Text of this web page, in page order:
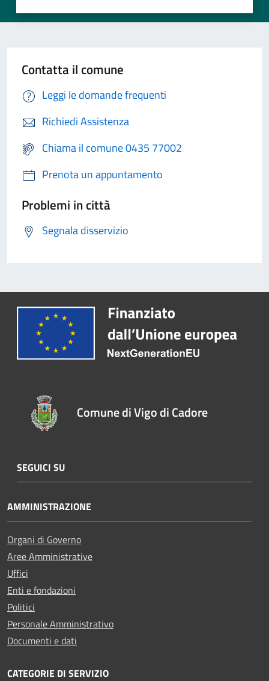
Contatta il comune
Leggi le domande frequenti
Richiedi Assistenza
Chiama il comune 0435 77002
Prenota un appuntamento
Problemi in città
Segnala disservizio
Comune di Vigo di Cadore
SEGUICI SU
AMMINISTRAZIONE
Organi di Governo
Aree Amministrative
Uffici
Enti e fondazioni
Politici
Personale Amministrativo
Documenti e dati
CATEGORIE DI SERVIZIO